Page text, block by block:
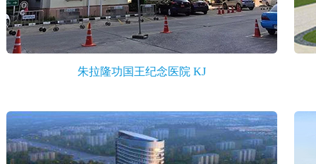
朱拉隆功国王纪念医院 KJ